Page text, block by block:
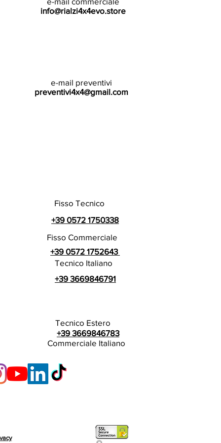
info@rialzi4x4evo.store
e-mail preventivi
preventivi4x4@gmail.com
Fisso Tecnico
+39 0572 1750338
Fisso Commerciale
+39 0572 1752643
Tecnico Italiano
+39 3669846791
Tecnico Estero
+39 3669846783
Commerciale Italiano